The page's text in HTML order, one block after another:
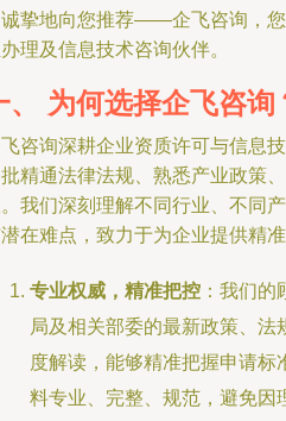
挚地向您推荐——企飞咨询，
理及信息技术咨询伙伴。
、 为何选择企飞咨询
咨询深耕企业资质许可与信息
精通法律法规、熟悉产业政策
我们深刻理解不同行业、不同
在难点，致力于为企业提供精
专业权威，精准把控 ：我们
局及相关部委的最新政策、
度解读，能够精准把握申请
料专业、完整、规范，避免因